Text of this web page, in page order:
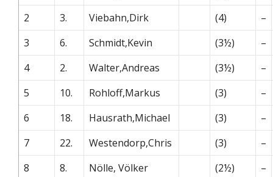
2
3. Viebahn,Dirk (4)
–
3
6. Schmidt,Kevin (3½)
–
4
2. Walter,Andreas (3½)
–
5
10. Rohloff,Markus (3)
–
6
18. Hausrath,Michael (3)
–
7
22. Westendorp,Chris (3)
–
8
8. Nölle, Völker (2½)
–